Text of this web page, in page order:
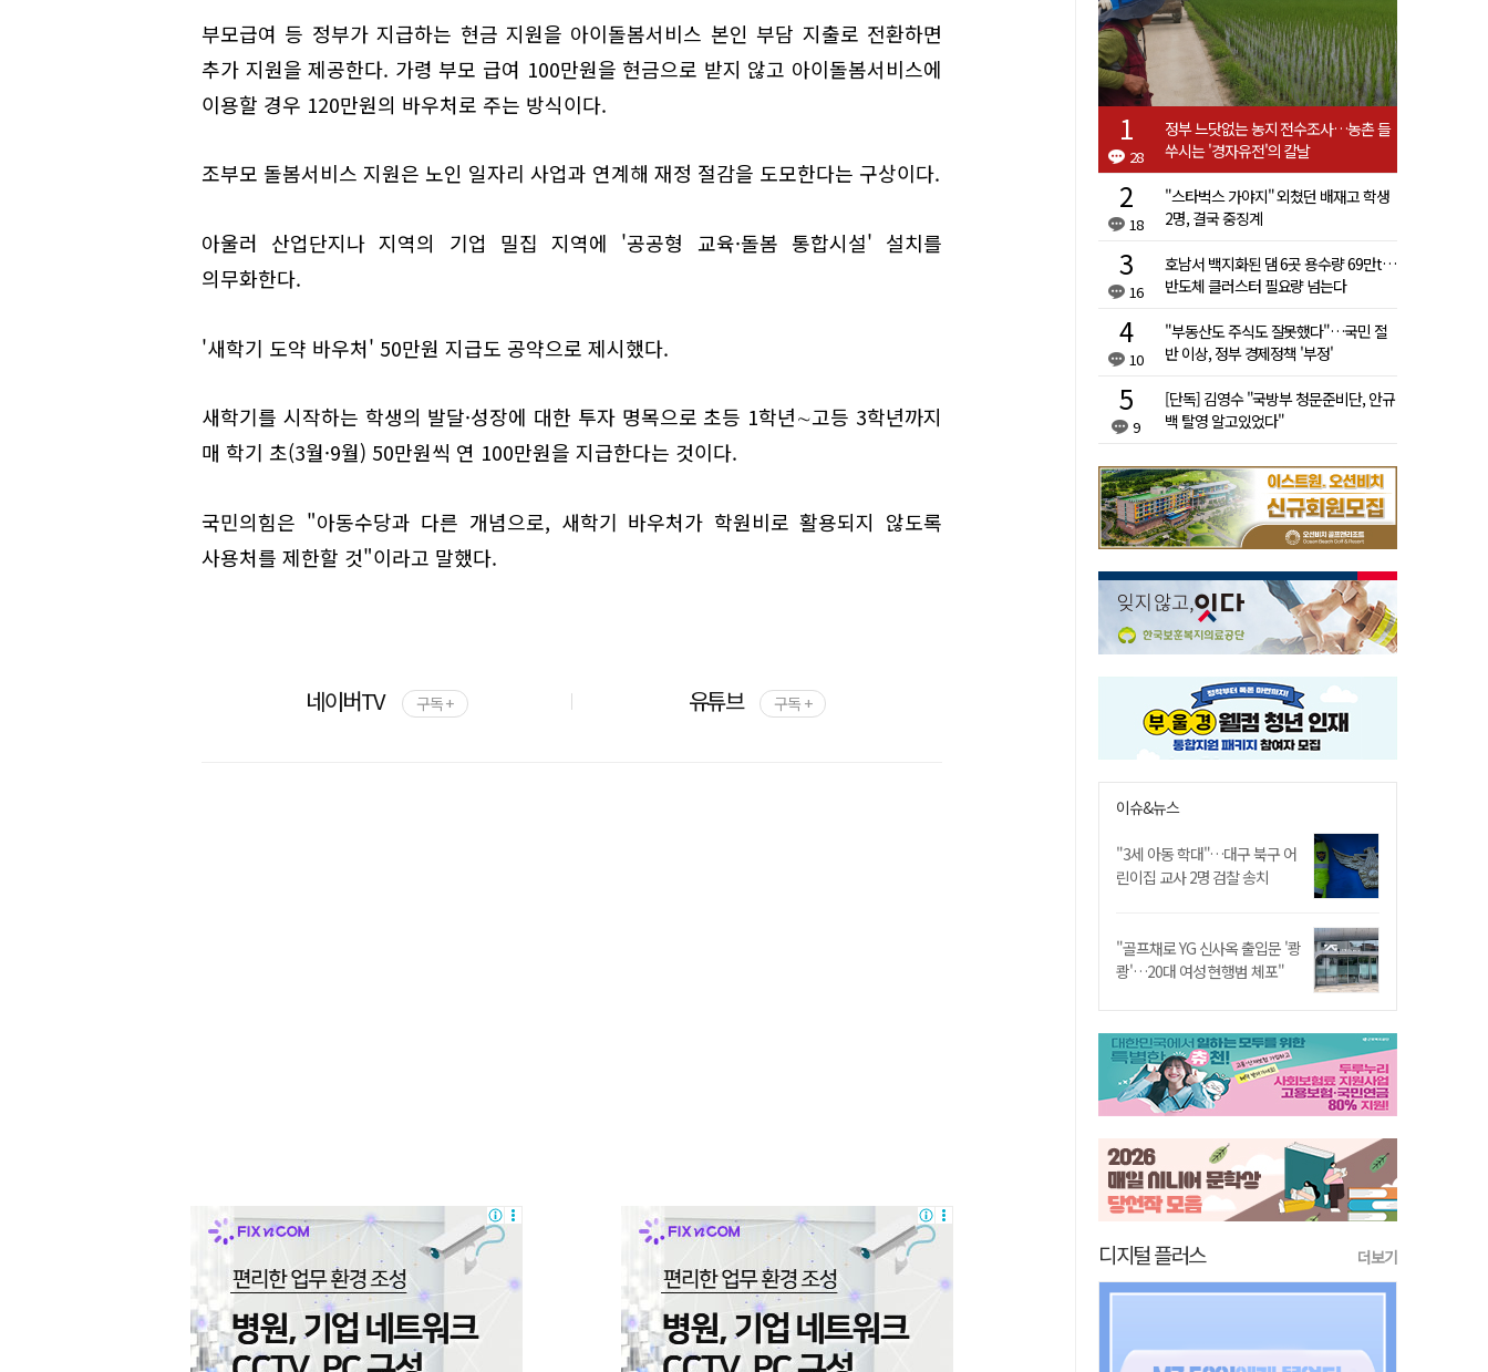
부모급여 등 정부가 지급하는 현금 지원을 아이돌봄서비스 본인 부담 지출로 전환하면
추가 지원을 제공한다. 가령 부모 급여 100만원을 현금으로 받지 않고 아이돌봄서비스에
이용할 경우 120만원의 바우처로 주는 방식이다.
조부모 돌봄서비스 지원은 노인 일자리 사업과 연계해 재정 절감을 도모한다는 구상이다.
아울러 산업단지나 지역의 기업 밀집 지역에 '공공형 교육·돌봄 통합시설' 설치를
의무화한다.
'새학기 도약 바우처' 50만원 지급도 공약으로 제시했다.
새학기를 시작하는 학생의 발달·성장에 대한 투자 명목으로 초등 1학년∼고등 3학년까지
매 학기 초(3월·9월) 50만원씩 연 100만원을 지급한다는 것이다.
국민의힘은 "아동수당과 다른 개념으로, 새학기 바우처가 학원비로 활용되지 않도록
사용처를 제한할 것"이라고 말했다.
네이버TV 구독 + 유튜브 구독 +
28
정부 느닷없는 농지 전수조사…농촌 들
쑤시는 '경자유전'의 칼날
18
"스타벅스 가야지" 외쳤던 배재고 학생
2명, 결국 중징계
16
호남서 백지화된 댐 6곳 용수량 69만t…
반도체 클러스터 필요량 넘는다
10
"부동산도 주식도 잘못했다"…국민 절
반 이상, 정부 경제정책 '부정'
9
[단독] 김영수 "국방부 청문준비단, 안규
백 탈영 알고있었다"
이슈&뉴스
"3세 아동 학대"…대구 북구 어
린이집 교사 2명 검찰 송치
"골프채로 YG 신사옥 출입문 '쾅
쾅'…20대 여성 현행범 체포"
디지털 플러스 더보기